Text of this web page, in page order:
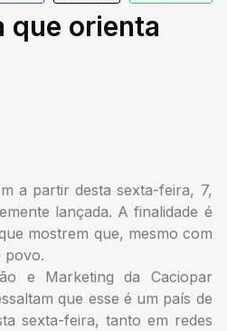
que orienta
a partir desta sexta-feira, 7,
lançada. A finalidade é
mostrem que, mesmo com
povo.
e Marketing da Caciopar
que esse é um país de
sexta-feira, tanto em redes